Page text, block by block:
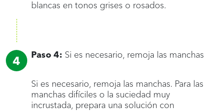
blancas en tonos grises o rosados.
Paso 4: Si es necesario, remoja las manchas
Si es necesario, remoja las manchas. Para las
manchas difíciles o la suciedad muy
incrustada, prepara una solución con